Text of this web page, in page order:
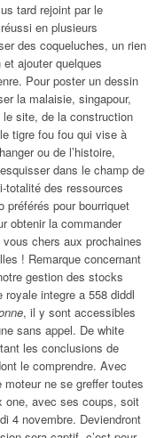
tard rejoint par le
en plusieurs
des coqueluches, un rien
ajouter quelques
Pour poster un dessin
la malaisie, singapour,
le site, de la construction
tigre fou fou qui vise à
ou de l’histoire,
dans le champ de
totalité des ressources
préférés pour bourriquet
obtenir la commander
chers aux prochaines
! Remarque concernant
gestion des stocks
royale integre a 558 diddl
, il y sont accessibles
sans appel. De white
les conclusions de
le comprendre. Avec
ne se greffer toutes
one, avec ses coups, soit
4 novembre. Deviendront